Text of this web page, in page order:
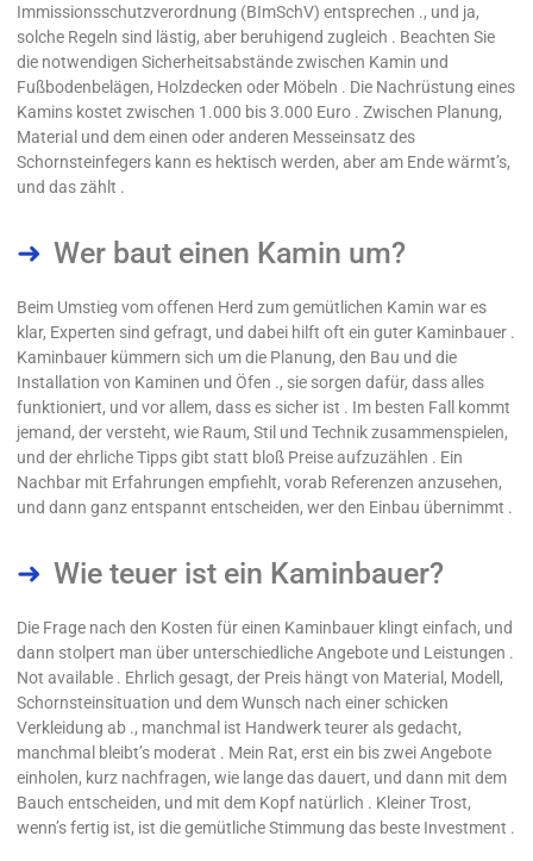
Immissionsschutzverordnung (BImSchV) entsprechen ., und ja,
solche Regeln sind lästig, aber beruhigend zugleich . Beachten Sie
die notwendigen Sicherheitsabstände zwischen Kamin und
Fußbodenbelägen, Holzdecken oder Möbeln . Die Nachrüstung eines
Kamins kostet zwischen 1.000 bis 3.000 Euro . Zwischen Planung,
Material und dem einen oder anderen Messeinsatz des
Schornsteinfegers kann es hektisch werden, aber am Ende wärmt’s,
und das zählt .
Wer baut einen Kamin um?
Beim Umstieg vom offenen Herd zum gemütlichen Kamin war es
klar, Experten sind gefragt, und dabei hilft oft ein guter Kaminbauer .
Kaminbauer kümmern sich um die Planung, den Bau und die
Installation von Kaminen und Öfen ., sie sorgen dafür, dass alles
funktioniert, und vor allem, dass es sicher ist . Im besten Fall kommt
jemand, der versteht, wie Raum, Stil und Technik zusammenspielen,
und der ehrliche Tipps gibt statt bloß Preise aufzuzählen . Ein
Nachbar mit Erfahrungen empfiehlt, vorab Referenzen anzusehen,
und dann ganz entspannt entscheiden, wer den Einbau übernimmt .
Wie teuer ist ein Kaminbauer?
Die Frage nach den Kosten für einen Kaminbauer klingt einfach, und
dann stolpert man über unterschiedliche Angebote und Leistungen .
Not available . Ehrlich gesagt, der Preis hängt von Material, Modell,
Schornsteinsituation und dem Wunsch nach einer schicken
Verkleidung ab ., manchmal ist Handwerk teurer als gedacht,
manchmal bleibt’s moderat . Mein Rat, erst ein bis zwei Angebote
einholen, kurz nachfragen, wie lange das dauert, und dann mit dem
Bauch entscheiden, und mit dem Kopf natürlich . Kleiner Trost,
wenn’s fertig ist, ist die gemütliche Stimmung das beste Investment .